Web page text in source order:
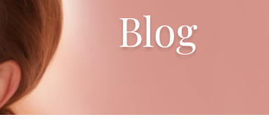
Blog